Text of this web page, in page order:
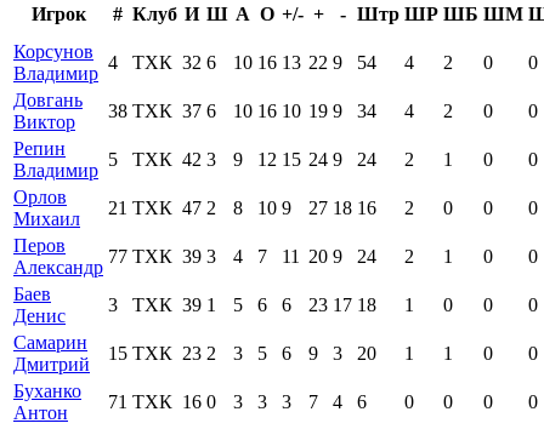
Игрок # Клуб И Ш А О +/- + - Штр ШР ШБ ШМ
Корсунов
Владимир
4 ТХК 32 6 10 16 13 22 9 54 4 2 0
0
Довгань
Виктор
38 ТХК 37 6 10 16 10 19 9 34 4 2 0
0
Репин
Владимир
5 ТХК 42 3 9 12 15 24 9 24 2 1 0
0
Орлов
Михаил
21 ТХК 47 2 8 10 9 27 18 16 2 0 0
0
Перов
Александр
77 ТХК 39 3 4 7 11 20 9 24 2 1 0
0
Баев
Денис
3 ТХК 39 1 5 6 6 23 17 18 1 0 0
0
Самарин
Дмитрий
15 ТХК 23 2 3 5 6 9 3 20 1 1 0
0
Буханко
Антон
71 ТХК 16 0 3 3 3 7 4 6 0 0 0 0